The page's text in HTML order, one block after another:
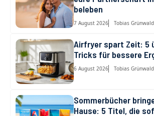
beleben
7 August 2026 Tobias Grünwald
Airfryer spart Zeit: 5
Tricks für bessere
6 August 2026 Tobias Grünwald
Sommerbücher
Hause: 5 Titel, die